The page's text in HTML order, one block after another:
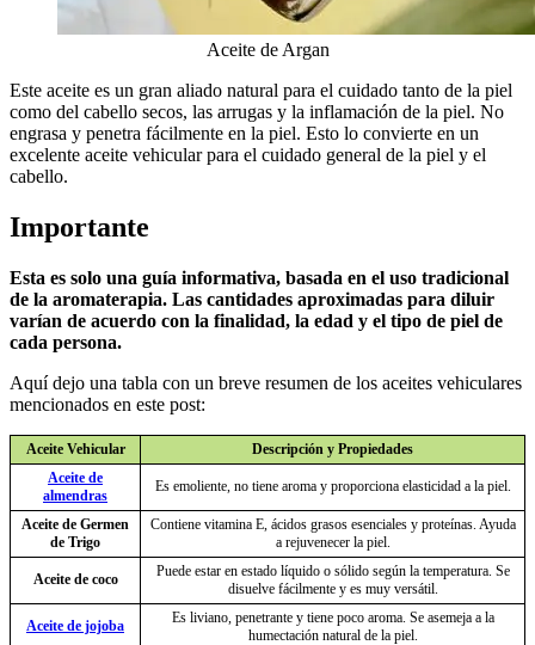
Aceite de Argan
Este aceite es un gran aliado natural para el cuidado tanto de la piel
como del cabello secos, las arrugas y la inflamación de la piel. No
engrasa y penetra fácilmente en la piel. Esto lo convierte en un
excelente aceite vehicular para el cuidado general de la piel y el
cabello.
Importante
Esta es solo una guía informativa, basada en el uso tradicional
de la aromaterapia. Las cantidades aproximadas para diluir
varían de acuerdo con la finalidad, la edad y el tipo de piel de
cada persona.
Aquí dejo una tabla con un breve resumen de los aceites vehiculares
mencionados en este post:
Aceite Vehicular
Descripción y Propiedades
Aceite de
almendras
Es emoliente, no tiene aroma y proporciona elasticidad a la piel.
Aceite de Germen
de Trigo
Contiene vitamina E, ácidos grasos esenciales y proteínas. Ayuda
a rejuvenecer la piel.
Aceite de coco
Puede estar en estado líquido o sólido según la temperatura. Se
disuelve fácilmente y es muy versátil.
Aceite de jojoba
Es liviano, penetrante y tiene poco aroma. Se asemeja a la
humectación natural de la piel.